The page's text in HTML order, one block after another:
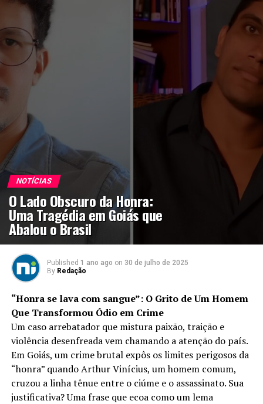
NOTÍCIAS
O Lado Obscuro da Honra:
Uma Tragédia em Goiás que
Abalou o Brasil
Published 1 ano ago on 30 de julho de 2025
By Redação
“Honra se lava com sangue”: O Grito de Um Homem
Que Transformou Ódio em Crime
Um caso arrebatador que mistura paixão, traição e
violência desenfreada vem chamando a atenção do país.
Em Goiás, um crime brutal expôs os limites perigosos da
“honra” quando Arthur Vinícius, um homem comum,
cruzou a linha tênue entre o ciúme e o assassinato. Sua
justificativa? Uma frase que ecoa como um lema